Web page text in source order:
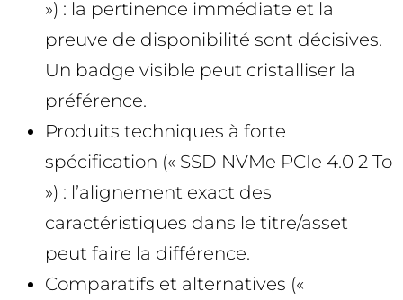
») : la pertinence immédiate et la
preuve de disponibilité sont décisives.
Un badge visible peut cristalliser la
préférence.
Produits techniques à forte
spécification (« SSD NVMe PCIe 4.0 2 To
») : l’alignement exact des
caractéristiques dans le titre/asset
peut faire la différence.
Comparatifs et alternatives («